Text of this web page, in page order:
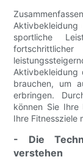
sportliche
Aktivbekleidung
brauchen, um
erbringen.
können Sie
Ihre Fitnessziele
- Die
verstehen